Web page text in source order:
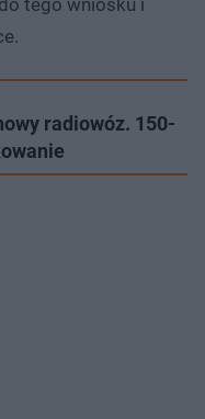
radiowóz. 150-